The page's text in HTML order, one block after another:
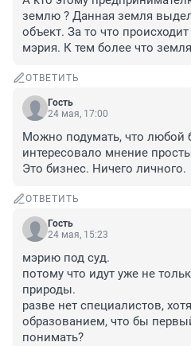
землю ? Данная земля
объект. За то что
мэрия. К тем более что
ОТВЕТИТЬ
Гость
24 мая, 17:00
Можно подумать, что любой
интересовало мнение
Это бизнес. Ничего личного.
ОТВЕТИТЬ
Гость
24 мая, 15:23
мэрию под суд.
потому что идут уже не
природы.
разве нет специалистов,
образованием, что бы
понимать?